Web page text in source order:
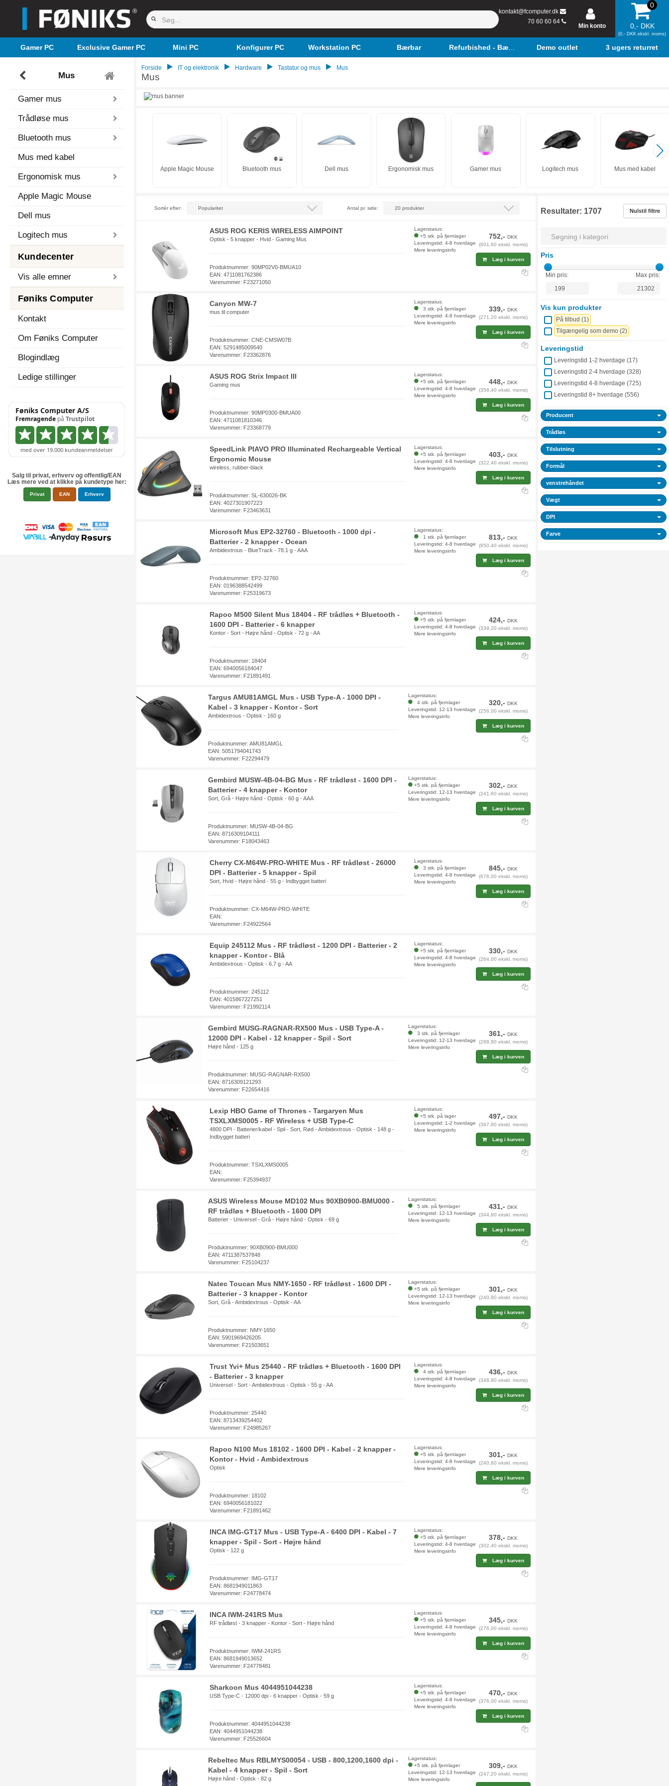
kontakt@fcomputer.dk
70 60 60 64
Min konto
0
0,- DKK
(0,- DKK ekskl. moms)
Gamer PC Exclusive Gamer PC Mini PC Konfigurer PC Workstation PC Bærbar Refurbished - Bærbar Demo outlet 3 ugers returret
Mus
Gamer mus
Trådløse mus
Bluetooth mus
Mus med kabel
Ergonomisk mus
Apple Magic Mouse
Dell mus
Logitech mus
Kundecenter
Vis alle emner
Føniks Computer
Kontakt
Om Føniks Computer
Blogindlæg
Ledige stillinger
Salg til privat, erhverv og offentlig/EAN
Læs mere ved at klikke på kundetype her:
Privat EAN Erhverv
Forside IT og elektronik Hardware Tastatur og mus Mus
Mus
Apple Magic Mouse Bluetooth mus Dell mus Ergonomisk mus Gamer mus Logitech mus Mus med kabel
Resultater: 1707 Nulstil filtre
Pris
Min pris: Max pris:
Vis kun produkter
På tilbud (1)
Tilgængelig som demo (2)
Leveringstid
Leveringstid 1-2 hverdage (17)
Leveringstid 2-4 hverdage (328)
Leveringstid 4-8 hverdage (725)
Leveringstid 8+ hverdage (556)
Producent
Trådløs
Tilslutning
Formål
venstrehåndet
Vægt
DPI
Farve
Sortér efter: Antal pr. side:
ASUS ROG KERIS WIRELESS AIMPOINT
Optisk - 5 knapper - Hvid - Gaming Mus
Produktnummer: 90MP02V0-BMUA10
EAN: 4711081762386
Varenummer: F23271050
Lagerstatus:
+5 stk. på fjernlager
Leveringstid: 4-8 hverdage
Mere leveringsinfo
752,-DKK
(601,60 ekskl. moms)
Læg i kurven
Canyon MW-7
mus til computer
Produktnummer: CNE-CMSW07B
EAN: 5291485009540
Varenummer: F23362876
Lagerstatus:
3 stk. på fjernlager
Leveringstid: 4-8 hverdage
Mere leveringsinfo
339,-DKK
(271,20 ekskl. moms)
Læg i kurven
ASUS ROG Strix Impact III
Gaming mus
Produktnummer: 90MP0300-BMUA00
EAN: 4711081810346
Varenummer: F23368779
Lagerstatus:
+5 stk. på fjernlager
Leveringstid: 4-8 hverdage
Mere leveringsinfo
448,-DKK
(358,40 ekskl. moms)
Læg i kurven
SpeedLink PIAVO PRO Illuminated Rechargeable Vertical
Ergonomic Mouse
wireless, rubber-black
Produktnummer: SL-630026-BK
EAN: 4027301907223
Varenummer: F23463631
Lagerstatus:
+5 stk. på fjernlager
Leveringstid: 4-8 hverdage
Mere leveringsinfo
403,-DKK
(322,40 ekskl. moms)
Læg i kurven
Microsoft Mus EP2-32760 - Bluetooth - 1000 dpi -
Batterier - 2 knapper - Ocean
Ambidextrous - BlueTrack - 78.1 g - AAA
Produktnummer: EP2-32760
EAN: 0196388542499
Varenummer: F25319673
Lagerstatus:
1 stk. på fjernlager
Leveringstid: 4-8 hverdage
Mere leveringsinfo
813,-DKK
(650,40 ekskl. moms)
Læg i kurven
Rapoo M500 Silent Mus 18404 - RF trådløs + Bluetooth -
1600 DPI - Batterier - 6 knapper
Kontor - Sort - Højre hånd - Optisk - 72 g - AA
Produktnummer: 18404
EAN: 6940056184047
Varenummer: F21891491
Lagerstatus:
+5 stk. på fjernlager
Leveringstid: 4-8 hverdage
Mere leveringsinfo
424,-DKK
(339,20 ekskl. moms)
Læg i kurven
Targus AMU81AMGL Mus - USB Type-A - 1000 DPI -
Kabel - 3 knapper - Kontor - Sort
Ambidextrous - Optisk - 160 g
Produktnummer: AMU81AMGL
EAN: 5051794041743
Varenummer: F22294479
Lagerstatus:
4 stk. på fjernlager
Leveringstid: 12-13 hverdage
Mere leveringsinfo
320,-DKK
(256,00 ekskl. moms)
Læg i kurven
Gembird MUSW-4B-04-BG Mus - RF trådløst - 1600 DPI -
Batterier - 4 knapper - Kontor
Sort, Grå - Højre hånd - Optisk - 60 g - AAA
Produktnummer: MUSW-4B-04-BG
EAN: 8716309104111
Varenummer: F18043463
Lagerstatus:
+5 stk. på fjernlager
Leveringstid: 12-13 hverdage
Mere leveringsinfo
302,-DKK
(241,60 ekskl. moms)
Læg i kurven
Cherry CX-M64W-PRO-WHITE Mus - RF trådløst - 26000
DPI - Batterier - 5 knapper - Spil
Sort, Hvid - Højre hånd - 55 g - Indbygget batteri
Produktnummer: CX-M64W-PRO-WHITE
EAN:
Varenummer: F24922564
Lagerstatus:
3 stk. på fjernlager
Leveringstid: 4-8 hverdage
Mere leveringsinfo
845,-DKK
(676,00 ekskl. moms)
Læg i kurven
Equip 245112 Mus - RF trådløst - 1200 DPI - Batterier - 2
knapper - Kontor - Blå
Ambidextrous - Optisk - 6.7 g - AA
Produktnummer: 245112
EAN: 4015867227251
Varenummer: F21992114
Lagerstatus:
+5 stk. på fjernlager
Leveringstid: 4-8 hverdage
Mere leveringsinfo
330,-DKK
(264,00 ekskl. moms)
Læg i kurven
Gembird MUSG-RAGNAR-RX500 Mus - USB Type-A -
12000 DPI - Kabel - 12 knapper - Spil - Sort
Højre hånd - 125 g
Produktnummer: MUSG-RAGNAR-RX500
EAN: 8716309121293
Varenummer: F22654416
Lagerstatus:
3 stk. på fjernlager
Leveringstid: 12-13 hverdage
Mere leveringsinfo
361,-DKK
(288,80 ekskl. moms)
Læg i kurven
Lexip HBO Game of Thrones - Targaryen Mus
TSXLXMS0005 - RF Wireless + USB Type-C
4800 DPI - Batterier/kabel - Spil - Sort, Rød - Ambidextrous - Optisk - 148 g -
Indbygget batteri
Produktnummer: TSXLXMS0005
EAN:
Varenummer: F25394937
Lagerstatus:
+5 stk. på lager
Leveringstid: 1-2 hverdage
Mere leveringsinfo
497,-DKK
(397,60 ekskl. moms)
Læg i kurven
ASUS Wireless Mouse MD102 Mus 90XB0900-BMU000 -
RF trådløs + Bluetooth - 1600 DPI
Batterier - Universel - Grå - Højre hånd - Optisk - 69 g
Produktnummer: 90XB0900-BMU000
EAN: 4711387537848
Varenummer: F25104237
Lagerstatus:
5 stk. på fjernlager
Leveringstid: 12-13 hverdage
Mere leveringsinfo
431,-DKK
(344,80 ekskl. moms)
Læg i kurven
Natec Toucan Mus NMY-1650 - RF trådløst - 1600 DPI -
Batterier - 3 knapper - Kontor
Sort, Grå - Ambidextrous - Optisk - AA
Produktnummer: NMY-1650
EAN: 5901969426205
Varenummer: F21503651
Lagerstatus:
+5 stk. på fjernlager
Leveringstid: 12-13 hverdage
Mere leveringsinfo
301,-DKK
(240,80 ekskl. moms)
Læg i kurven
Trust Yvi+ Mus 25440 - RF trådløs + Bluetooth - 1600 DPI
- Batterier - 3 knapper
Universel - Sort - Ambidextrous - Optisk - 55 g - AA
Produktnummer: 25440
EAN: 8713439254402
Varenummer: F24985267
Lagerstatus:
4 stk. på fjernlager
Leveringstid: 4-8 hverdage
Mere leveringsinfo
436,-DKK
(348,80 ekskl. moms)
Læg i kurven
Rapoo N100 Mus 18102 - 1600 DPI - Kabel - 2 knapper -
Kontor - Hvid - Ambidextrous
Optisk
Produktnummer: 18102
EAN: 6940056181022
Varenummer: F21891462
Lagerstatus:
+5 stk. på fjernlager
Leveringstid: 4-8 hverdage
Mere leveringsinfo
301,-DKK
(240,80 ekskl. moms)
Læg i kurven
INCA IMG-GT17 Mus - USB Type-A - 6400 DPI - Kabel - 7
knapper - Spil - Sort - Højre hånd
Optisk - 122 g
Produktnummer: IMG-GT17
EAN: 8681949011863
Varenummer: F24778474
Lagerstatus:
+5 stk. på fjernlager
Leveringstid: 4-8 hverdage
Mere leveringsinfo
378,-DKK
(302,40 ekskl. moms)
Læg i kurven
INCA IWM-241RS Mus
RF trådløst - 3 knapper - Kontor - Sort - Højre hånd
Produktnummer: IWM-241RS
EAN: 8681949013652
Varenummer: F24778481
Lagerstatus:
+5 stk. på fjernlager
Leveringstid: 4-8 hverdage
Mere leveringsinfo
345,-DKK
(276,00 ekskl. moms)
Læg i kurven
Sharkoon Mus 4044951044238
USB Type-C - 12000 dpi - 6 knapper - Optisk - 59 g
Produktnummer: 4044951044238
EAN: 4044951044238
Varenummer: F25526604
Lagerstatus:
+5 stk. på fjernlager
Leveringstid: 4-8 hverdage
Mere leveringsinfo
470,-DKK
(376,00 ekskl. moms)
Læg i kurven
Rebeltec Mus RBLMYS00054 - USB - 800,1200,1600 dpi -
Kabel - 4 knapper - Spil - Sort
Højre hånd - Optisk - 82 g
Lagerstatus:
+5 stk. på fjernlager
Leveringstid: 12-13 hverdage
Mere leveringsinfo
309,-DKK
(247,20 ekskl. moms)